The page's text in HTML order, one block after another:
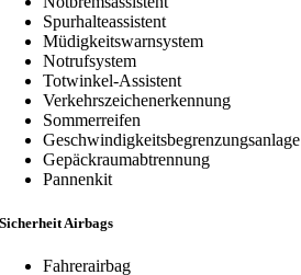
Spurhalteassistent
Müdigkeitswarnsystem
Notrufsystem
Totwinkel-Assistent
Verkehrszeichenerkennung
Sommerreifen
Geschwindigkeitsbegrenzungsanlage
Gepäckraumabtrennung
Pannenkit
Sicherheit Airbags
Fahrerairbag